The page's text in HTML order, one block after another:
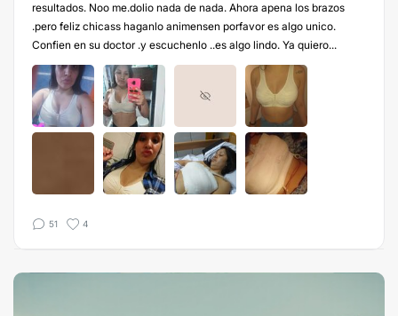
resultados. Noo me.dolio nada de nada. Ahora apena los brazos
.pero feliz chicass haganlo animensen porfavor es algo unico.
Confien en su doctor .y escuchenlo ..es algo lindo. Ya quiero...
51 4